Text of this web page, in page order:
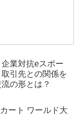
企業対抗eスポー
引先との関係を
の形とは？
ート ワールド大